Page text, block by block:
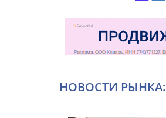
НОВОСТИ РЫНКА: